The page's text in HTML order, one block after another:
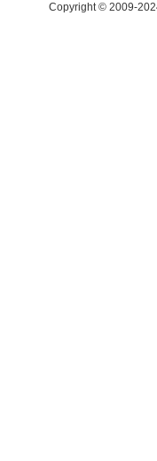
Copyright © 2009-